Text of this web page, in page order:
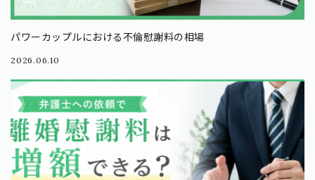
パワーカップルにおける不倫慰謝料の相場
2026.06.10